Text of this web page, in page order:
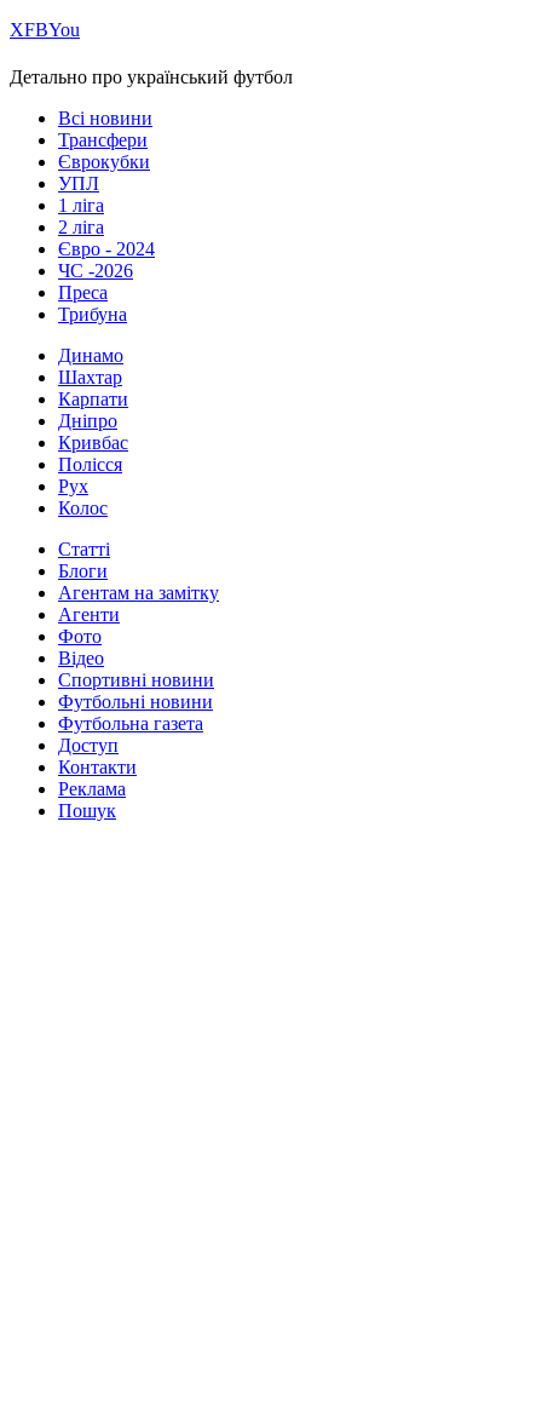
ХFBYou
Детально про український футбол
Всі новини
Трансфери
Єврокубки
УПЛ
1 ліга
2 ліга
Євро - 2024
ЧС -2026
Преса
Трибуна
Динамо
Шахтар
Карпати
Дніпро
Кривбас
Полісся
Рух
Колос
Статті
Блоги
Агентам на замітку
Агенти
Фото
Відео
Спортивні новини
Футбольні новини
Футбольна газета
Доступ
Контакти
Реклама
Пошук